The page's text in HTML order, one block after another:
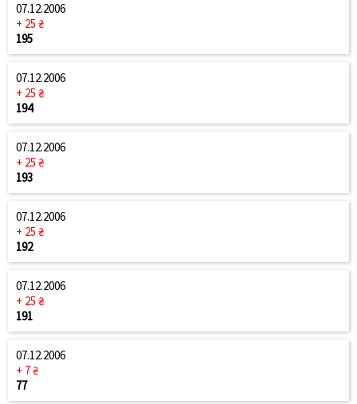
07.12.2006
+ 25 ₴
195
07.12.2006
+ 25 ₴
194
07.12.2006
+ 25 ₴
193
07.12.2006
+ 25 ₴
192
07.12.2006
+ 25 ₴
191
07.12.2006
+ 7 ₴
77